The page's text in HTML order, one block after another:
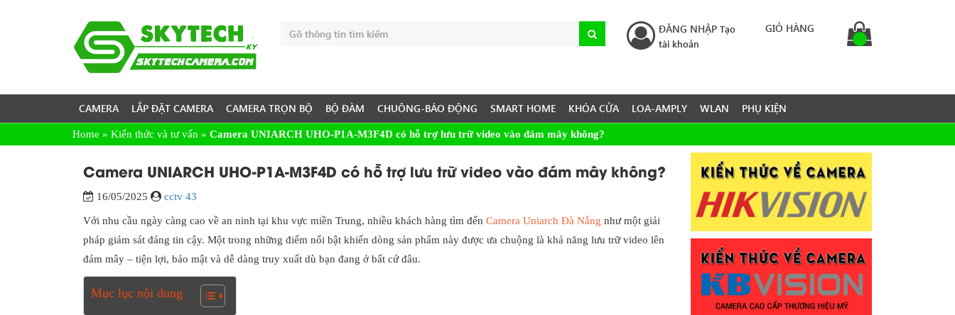
ĐĂNG NHẬP Tạo
tài khoản
GIỎ HÀNG
CAMERA LẮP ĐẶT CAMERA CAMERA TRỌN BỘ BỘ ĐÀM CHUÔNG-BÁO ĐỘNG SMART HOME KHÓA CỬA LOA-AMPLY WLAN PHỤ KIỆN
Home » Kiến thức và tư vấn » Camera UNIARCH UHO-P1A-M3F4D có hỗ trợ lưu trữ video vào đám mây không?
Camera UNIARCH UHO-P1A-M3F4D có hỗ trợ lưu trữ video vào đám mây không?
16/05/2025 cctv 43
Với nhu cầu ngày càng cao về an ninh tại khu vực miền Trung, nhiều khách hàng tìm đến Camera Uniarch Đà Nẵng như một giải
pháp giám sát đáng tin cậy. Một trong những điểm nổi bật khiến dòng sản phẩm này được ưa chuộng là khả năng lưu trữ video lên
đám mây – tiện lợi, bảo mật và dễ dàng truy xuất dù bạn đang ở bất cứ đâu.
Mục lục nội dung